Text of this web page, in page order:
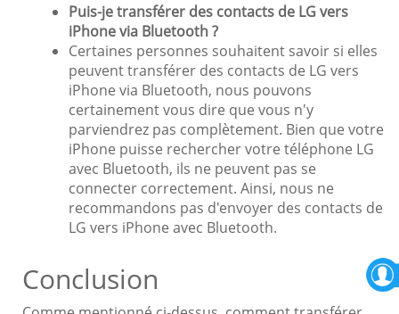
Puis-je transférer des contacts de LG vers
iPhone via Bluetooth ?
Certaines personnes souhaitent savoir si elles
peuvent transférer des contacts de LG vers
iPhone via Bluetooth, nous pouvons
certainement vous dire que vous n'y
parviendrez pas complètement. Bien que votre
iPhone puisse rechercher votre téléphone LG
avec Bluetooth, ils ne peuvent pas se
connecter correctement. Ainsi, nous ne
recommandons pas d'envoyer des contacts de
LG vers iPhone avec Bluetooth.
Conclusion